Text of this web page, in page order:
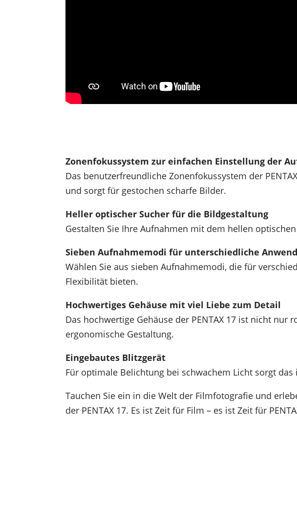
Zonenfokussystem zur einfachen Einstellung der
Das benutzerfreundliche Zonenfokussystem der
und sorgt für gestochen scharfe Bilder.
Heller optischer Sucher für die Bildgestaltung
Gestalten Sie Ihre Aufnahmen mit dem hellen
Sieben Aufnahmemodi für unterschiedliche
Wählen Sie aus sieben Aufnahmemodi, die für
Flexibilität bieten.
Hochwertiges Gehäuse mit viel Liebe zum Detail
Das hochwertige Gehäuse der PENTAX 17 ist nicht
ergonomische Gestaltung.
Eingebautes Blitzgerät
Für optimale Belichtung bei schwachem Licht sorgt
Tauchen Sie ein in die Welt der Filmfotografie und
der PENTAX 17. Es ist Zeit für Film – es ist Zeit für